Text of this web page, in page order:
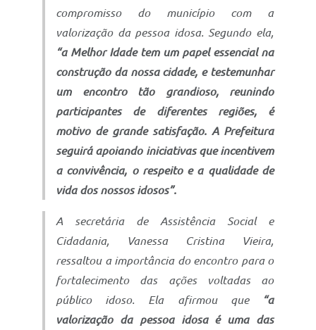
compromisso do município com a
valorização da pessoa idosa. Segundo ela,
“a Melhor Idade tem um papel essencial na
construção da nossa cidade, e testemunhar
um encontro tão grandioso, reunindo
participantes de diferentes regiões, é
motivo de grande satisfação. A Prefeitura
seguirá apoiando iniciativas que incentivem
a convivência, o respeito e a qualidade de
vida dos nossos idosos”.
A secretária de Assistência Social e
Cidadania, Vanessa Cristina Vieira,
ressaltou a importância do encontro para o
fortalecimento das ações voltadas ao
público idoso. Ela afirmou que
“a
valorização da pessoa idosa é uma das